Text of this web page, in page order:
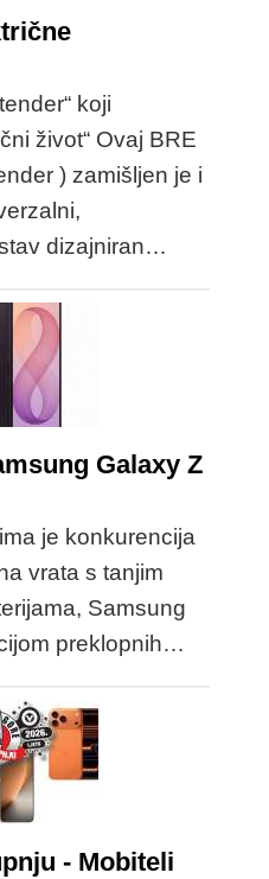
koji
život“ Ovaj BRE
) zamišljen je i
dizajniran…
Galaxy Z
je konkurencija
vrata s tanjim
Samsung
preklopnih…
- Mobiteli